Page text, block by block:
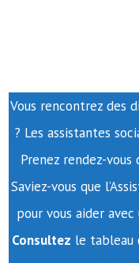
Vous rencontrez des
? Les assistantes
Prenez rendez-
Saviez-vous que
pour vous aider
Consultez le tableau